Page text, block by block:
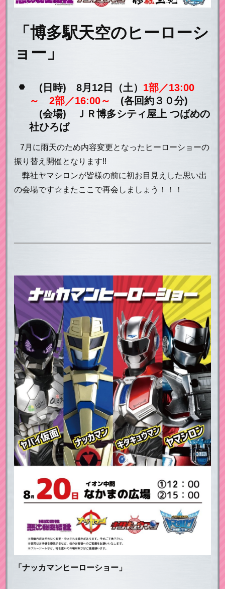
「博多駅天空のヒーローシ
ョー」
(日時) 8月12日（土） 1部／13:00
～ 2部／16:00～
(各回約３０分)
(会場) ＪＲ博多シティ屋上 つばめの
社ひろば
7月に雨天のため内容変更となったヒーローショーの
振り替え開催となります!!
弊社ヤマシロンが皆様の前に初お目見えした思い出
の会場です☆またここで再会しましょう！！！
「ナッカマンヒーローショー」